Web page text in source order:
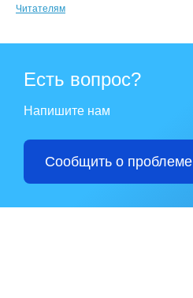
Читателям
Есть вопрос?
Напишите нам
Сообщить о проблеме